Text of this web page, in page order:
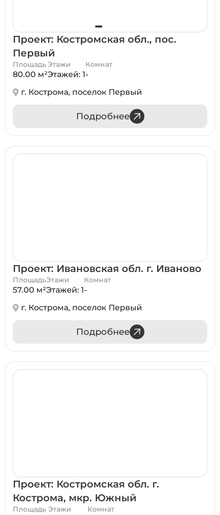
Проект: Костромская обл., пос.
Первый
Площадь
80.00 м²
Этажи
Этажей: 1
Комнат
-
г. Кострома, поселок Первый
Подробнее
Проект: Ивановская обл. г. Иваново
Площадь
57.00 м²
Этажи
Этажей: 1
Комнат
-
г. Кострома, поселок Первый
Подробнее
Проект: Костромская обл. г.
Кострома, мкр. Южный
Площадь Этажи Комнат